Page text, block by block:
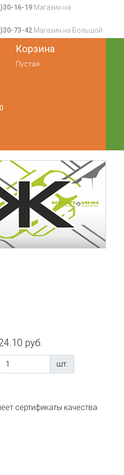
16-19Магазин на
73-42Магазин на Большой
Корзина
Пустая
0
руб.
шт.
сертификаты качества.